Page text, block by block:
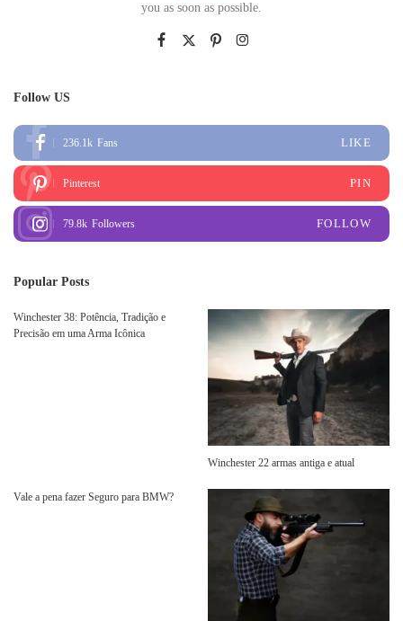
you as soon as possible.
Follow US
236.1k Fans LIKE
Pinterest PIN
79.8k Followers FOLLOW
Popular Posts
Winchester 38: Potência, Tradição e
Precisão em uma Arma Icônica
Winchester 22 armas antiga e atual
Vale a pena fazer Seguro para BMW?